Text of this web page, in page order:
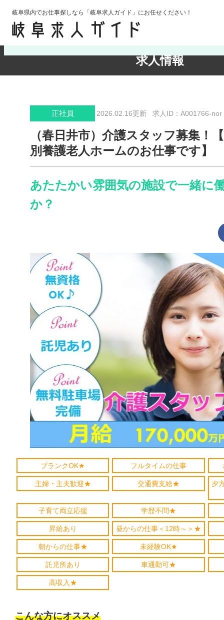
岐阜県内でお仕事探しなら「岐阜求人ガイド」にお任せください！
求人情報
検索条件の確認・変更
正社員 2026.02.16更新 求人ID：A001766-nor
（春日井市）介護スタッフ募集！
別養護老人ホームのお仕事です】
あたたかい雰囲気の施設で一緒に
か？
ブランクOK★ フルタイムの仕事
主婦・主夫歓迎★ 交通費支給★ 夕
子育て両立応援 学歴不問★
昇給あり 昼からの仕事＜12時～＞★
朝からの仕事★ 未経験OK★
託児所あり 車通勤可★
高収入★
こんな方にオススメ